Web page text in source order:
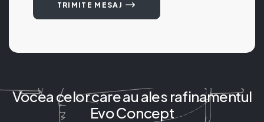
TRIMITE MESAJ
Vocea celor care au ales rafinamentul
Evo Concept